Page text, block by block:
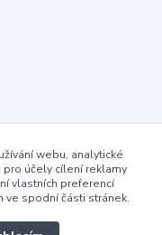
webu, analytické
účely cílení reklamy
vlastních preferencí
ve spodní části stránek.